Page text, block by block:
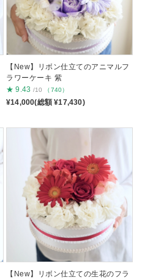
【New】リボン仕立てのアニマルフ
ラワーケーキ 紫
★ 9.43 /10 （740）
¥14,000(総額 ¥17,430)
【New】リボン仕立ての生花のフラ